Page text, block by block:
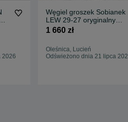
2026
Węgiel groszek Sobianek
LEW 29-27 oryginalny
super jakość
1 660 zł
Oleśnica, Lucień
Odświeżono dnia 21 lipca